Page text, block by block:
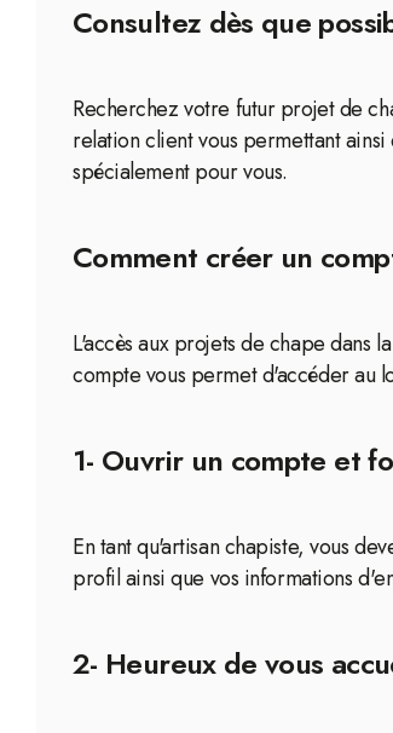
Consultez dès que
Recherchez votre futur projet de
relation client vous permettant
spécialement pour vous.
Comment créer un
L'accès aux projets de chape dans
compte vous permet d'accéder au
1- Ouvrir un compte et
En tant qu'artisan chapiste, vous
profil ainsi que vos informations
2- Heureux de vous